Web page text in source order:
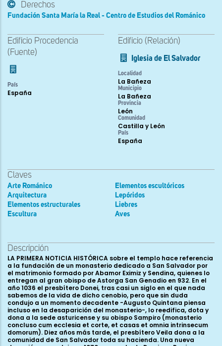
Derechos
Fundación Santa María la Real - Centro de Estudios del Románico
Edificio Procedencia
(Fuente)
País
España
Edificio (Relación)
Iglesia de El Salvador
Localidad
La Bañeza
Municipio
La Bañeza
Provincia
León
Comunidad
Castilla y León
País
España
Claves
Arte Románico
Arquitectura
Elementos estructurales
Escultura
Elementos escultóricos
Lepóridos
Liebres
Aves
Descripción
LA PRIMERA NOTICIA HISTÓRICA sobre el templo hace referencia
a la fundación de un monasterio dedicado a San Salvador por
el matrimonio formado por Abamor Eximiz y Sendina, quienes lo
entregan al gran obispo de Astorga San Genadio en 932. En el
año 1036 el presbítero Donei, tras casi un siglo en el que nada
sabemos de la vida de dicho cenobio, pero que sin duda
condujo a un momento decadente -Augusto Quintana piensa
incluso en la desaparición del monasterio-, lo reedifica, dota y
dona a la sede asturicense y su obispo Sampiro (monasterio
concluso cum ecclesia et corte, et casas et omnia intrinsecum
domorum). Diez años más tarde, el presbítero Veila dona a la
comunidad de San Salvador toda su hacienda. Una nueva